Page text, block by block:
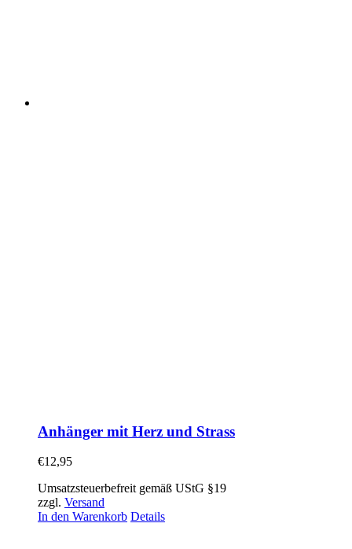
Anhänger mit Herz und Strass
€12,95
Umsatzsteuerbefreit gemäß UStG §19
zzgl. Versand
In den Warenkorb Details